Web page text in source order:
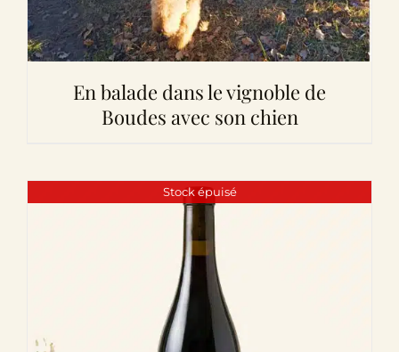
En balade dans le vignoble de
Boudes avec son chien
Stock épuisé